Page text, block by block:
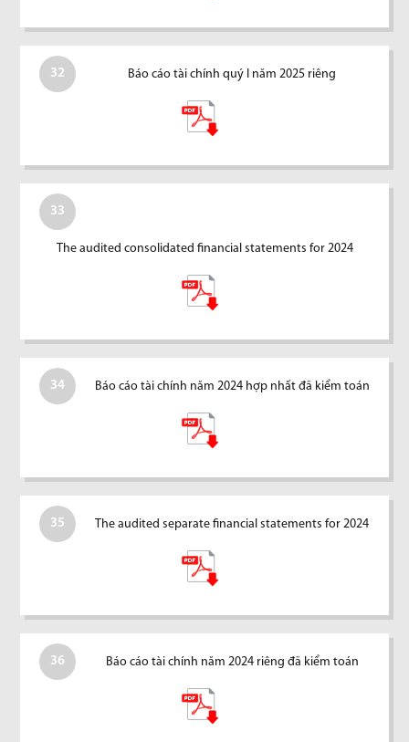
32 Báo cáo tài chính quý I năm 2025 riêng
33
The audited consolidated financial statements for 2024
34 Báo cáo tài chính năm 2024 hợp nhất đã kiểm toán
35 The audited separate financial statements for 2024
36 Báo cáo tài chính năm 2024 riêng đã kiểm toán